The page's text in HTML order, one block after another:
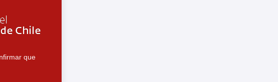
que